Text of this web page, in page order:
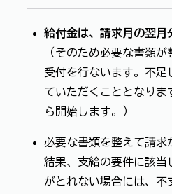
給付金は、請求月の翌月
（そのため必要な書類
受付を行ないます。不足
ていただくこととなり
ら開始します。）
必要な書類を整えて請求
結果、支給の要件に該当
がとれない場合には、不